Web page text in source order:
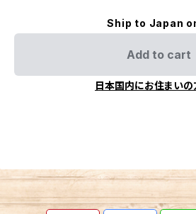
Ship to Japan
Add to cart
日本国内にお住まいの